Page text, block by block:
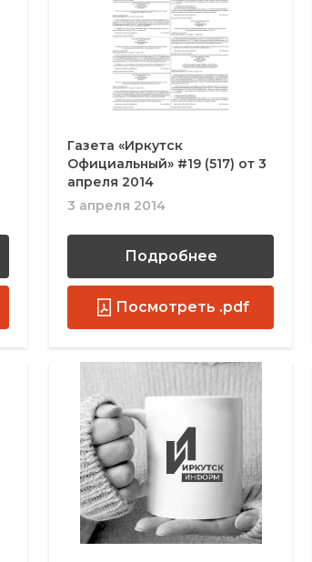
Газета «Иркутск
Официальный» #19 (517) от 3
апреля 2014
3 апреля 2014
Подробнее
Посмотреть .pdf